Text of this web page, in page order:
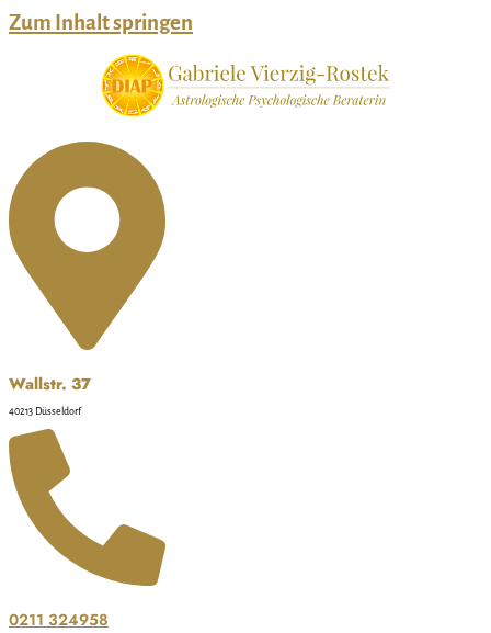
Zum Inhalt springen
Wallstr. 37
40213 Düsseldorf
0211 324958